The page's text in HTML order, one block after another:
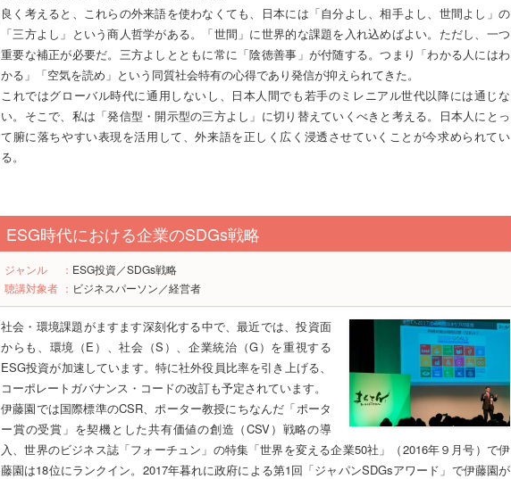
良く考えると、これらの外来語を使わなくても、日本には「自分よし、相手よし、世間よし」の
「三方よし」という商人哲学がある。「世間」に世界的な課題を入れ込めばよい。ただし、一つ
重要な補正が必要だ。三方よしとともに常に「陰徳善事」が付随する。つまり「わかる人にはわ
かる」「空気を読め」という同質社会特有の心得であり発信が抑えられてきた。
これではグローバル時代に通用しないし、日本人間でも若手のミレニアル世代以降には通じな
い。そこで、私は「発信型・開示型の三方よし」に切り替えていくべきと考える。日本人にとっ
て腑に落ちやすい表現を活用して、外来語を正しく広く浸透させていくことが今求められてい
る。
ESG時代における企業のSDGs戦略
ジャンル ： ESG投資／SDGs戦略
聴講対象者 ： ビジネスパーソン／経営者
社会・環境課題がますます深刻化する中で、最近では、投資面
からも、環境（E）、社会（S）、企業統治（G）を重視する
ESG投資が加速しています。特に社外役員比率を引き上げる、
コーポレートガバナンス・コードの改訂も予定されています。
伊藤園では国際標準のCSR、ポーター教授にちなんだ「ポータ
ー賞の受賞」を契機とした共有価値の創造（CSV）戦略の導
入、世界のビジネス誌「フォーチュン」の特集「世界を変える企業50社」（2016年９月号）で伊
藤園は18位にランクイン。2017年暮れに政府による第1回「ジャパンSDGsアワード」で伊藤園が